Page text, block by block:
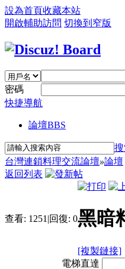
設為首頁收藏本站
開啟輔助訪問 切換到窄版
密碼
快捷導航
論壇BBS
台灣連鎖料理交流論壇»論壇
返回列表
查看: 1251 |回復: 0黑暗
[複製鏈接]
電梯直達